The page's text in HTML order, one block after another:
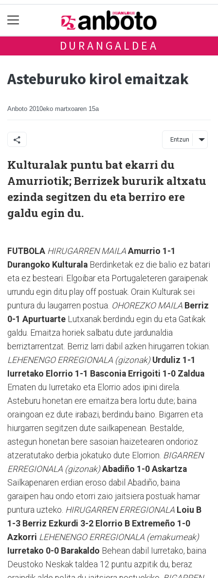
DURANGALDEA
Asteburuko kirol emaitzak
Anboto 2010eko martxoaren 15a
Entzun
Kulturalak puntu bat ekarri du
Amurriotik; Berrizek bururik altxatu
ezinda segitzen du eta berriro ere
galdu egin du.
FUTBOLA HIRUGARREN MAILA Amurrio 1-1
Durangoko Kulturala Berdinketak ez die balio ez batari
eta ez besteari. Elgoibar eta Portugaleteren garaipenak
urrundu egin ditu play off postuak. Orain Kulturak sei
puntura du laugarren postua. OHOREZKO MAILA Berriz
0-1 Apurtuarte Lutxanak berdindu egin du eta Gatikak
galdu. Emaitza horiek salbatu dute jardunaldia
berriztarrentzat. Berriz larri dabil azken hirugarren tokian.
LEHENENGO ERREGIONALA (gizonak) Urduliz 1-1
Iurretako Elorrio 1-1 Basconia Errigoiti 1-0 Zaldua
Ematen du Iurretako eta Elorrio ados ipini direla.
Asteburu honetan ere emaitza bera lortu dute; baina
oraingoan ez dute irabazi, berdindu baino. Bigarren eta
hiurgarren segitzen dute sailkapenean. Bestalde,
astegun honetan bere sasoian haizetearen ondorioz
atzeratutako derbia jokatuko dute Elorrion. BIGARREN
ERREGIONALA (gizonak) Abadiño 1-0 Askartza
Sailkapenaren erdian eroso dabil Abadiño, baina
garaipen hau ondo etorri zaio jaitsiera postuak hamar
puntura uzteko. HIRUGARREN ERREGIONALA Loiu B
1-3 Berriz Ezkurdi 3-2 Elorrio B Extremeño 1-0
Azkorri LEHENENGO ERREGIONALA (emakumeak)
Iurretako 0-0 Barakaldo Behean dabil Iurretako, baina
Deustoko Neskak taldea 12 puntu azpitik du, beraz